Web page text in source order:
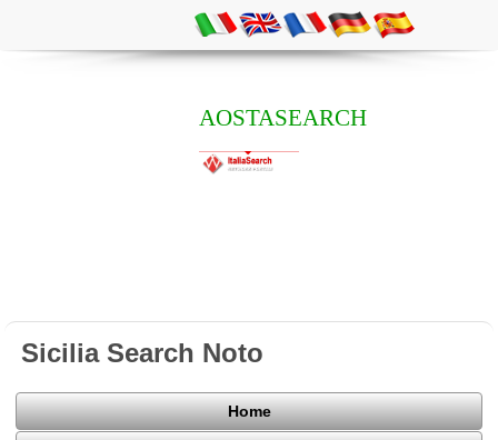
AOSTASEARCH
Sicilia Search Noto
Home